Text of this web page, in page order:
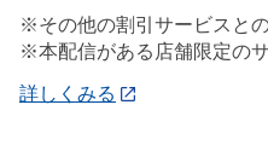
※その他の割引サービスと
※本配信がある店舗限定の
詳しくみる